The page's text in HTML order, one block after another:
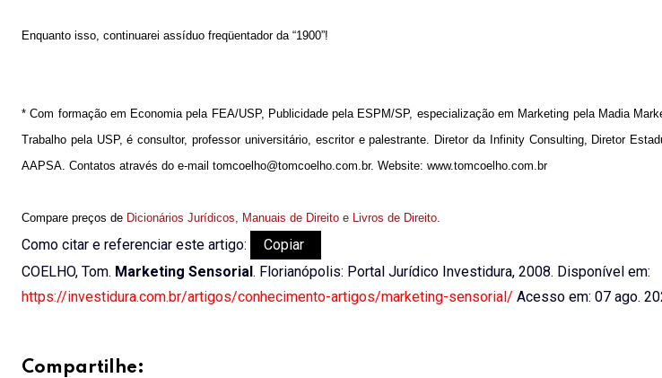
Enquanto isso, continuarei assíduo freqüentador da “1900”!
* Com formação em Economia pela FEA/USP, Publicidade pela ESPM/SP, especialização em Marketing pela Madia
Trabalho pela USP, é consultor, professor universitário, escritor e palestrante. Diretor da Infinity Consulting, Diretor
AAPSA. Contatos através do e-mail tomcoelho@tomcoelho.com.br. Website: www.tomcoelho.com.br
Compare preços de Dicionários Jurídicos Manuais de Direito e Livros de Direito
Como citar e referenciar este artigo:
Copiar
COELHO, Tom. Marketing Sensorial. Florianópolis: Portal Jurídico Investidura, 2008. Disponível em:
https://investidura.com.br/artigos/conhecimento-artigos/marketing-sensorial/ Acesso em: 07 ago.
Compartilhe: